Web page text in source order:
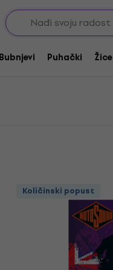
Bubnjevi Puhački Žice
za bas gitare
Količinski popust